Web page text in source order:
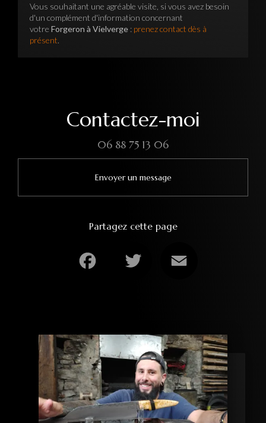
Vous souhaitant une agréable visite, si vous avez besoin
d'un complément d'information concernant
votre Forgeron à Vielverge : prenez contact dès à
présent.
Contactez-moi
06 88 75 13 06
Envoyer un message
Partagez cette page